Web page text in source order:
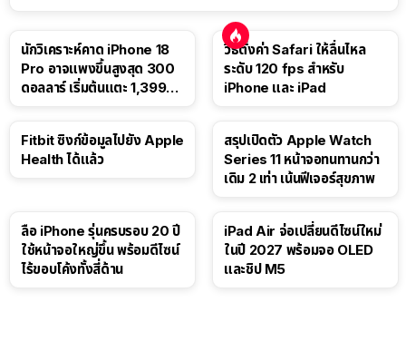
นักวิเคราะห์คาด iPhone 18
Pro อาจแพงขึ้นสูงสุด 300
ดอลลาร์ เริ่มต้นแตะ 1,399
วิธีตั้งค่า Safari ให้ลื่นไหล
ระดับ 120 fps สำหรับ
iPhone และ iPad
Fitbit ซิงก์ข้อมูลไปยัง Apple
Health ได้แล้ว
สรุปเปิดตัว Apple Watch
Series 11 หน้าจอทนทานกว่า
เดิม 2 เท่า เน้นฟีเจอร์สุขภาพ
ลือ iPhone รุ่นครบรอบ 20 ปี
ใช้หน้าจอใหญ่ขึ้น พร้อมดีไซน์
ไร้ขอบโค้งทั้งสี่ด้าน
iPad Air จ่อเปลี่ยนดีไซน์ใหม่
ในปี 2027 พร้อมจอ OLED
และชิป M5